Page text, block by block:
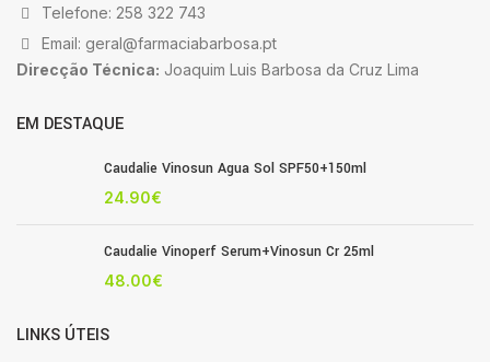
Telefone: 258 322 743
Email: geral@farmaciabarbosa.pt
Direcção Técnica: Joaquim Luis Barbosa da Cruz Lima
EM DESTAQUE
Caudalie Vinosun Agua Sol SPF50+150ml
24.90€
Caudalie Vinoperf Serum+Vinosun Cr 25ml
48.00€
LINKS ÚTEIS